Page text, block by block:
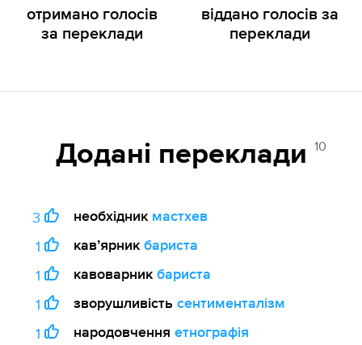
отримано голосів
за переклади
віддано голосів за
переклади
Додані переклади 10
3 необхідник мастхев
1
кавʼярник бариста
1
кавоварник бариста
1
зворушливість сентименталізм
1
народовчення етнографія